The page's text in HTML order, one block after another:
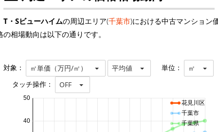
T・Sビューハイムの周辺エリア(千葉市)における中古マンション
の相場動向は以下の通りです。
対象： ㎡単価（万円/㎡） 平均値 単位： ㎡
タッチ操作： OFF
40
50
花見川区
千葉市
千葉県